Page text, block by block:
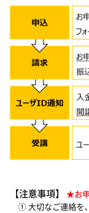
【注意事項】
★お
① 大切なご連絡を